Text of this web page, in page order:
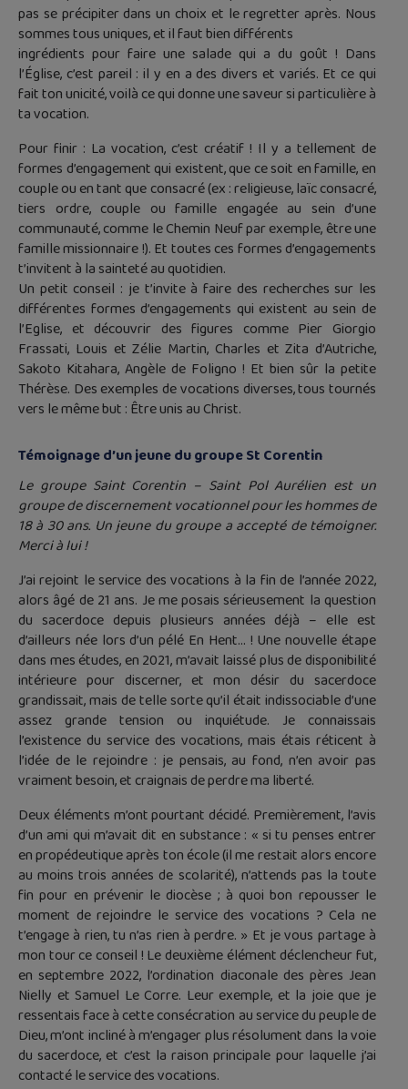
pas se précipiter dans un choix et le regretter après. Nous
sommes tous uniques, et il faut bien différents
ingrédients pour faire une salade qui a du goût ! Dans
l’Église, c’est pareil : il y en a des divers et variés. Et ce qui
fait ton unicité, voilà ce qui donne une saveur si particulière à
ta vocation.
Pour finir : La vocation, c’est créatif ! Il y a tellement de
formes d’engagement qui existent, que ce soit en famille, en
couple ou en tant que consacré (ex : religieuse, laïc consacré,
tiers ordre, couple ou famille engagée au sein d’une
communauté, comme le Chemin Neuf par exemple, être une
famille missionnaire !). Et toutes ces formes d’engagements
t’invitent à la sainteté au quotidien.
Un petit conseil : je t’invite à faire des recherches sur les
différentes formes d’engagements qui existent au sein de
l’Eglise, et découvrir des figures comme Pier Giorgio
Frassati, Louis et Zélie Martin, Charles et Zita d’Autriche,
Sakoto Kitahara, Angèle de Foligno ! Et bien sûr la petite
Thérèse. Des exemples de vocations diverses, tous tournés
vers le même but : Être unis au Christ.
Témoignage d’un jeune du groupe St Corentin
Le groupe Saint Corentin – Saint Pol Aurélien est un
groupe de discernement vocationnel pour les hommes de
18 à 30 ans. Un jeune du groupe a accepté de témoigner.
Merci à lui !
J’ai rejoint le service des vocations à la fin de l’année 2022,
alors âgé de 21 ans. Je me posais sérieusement la question
du sacerdoce depuis plusieurs années déjà – elle est
d’ailleurs née lors d’un pélé En Hent… ! Une nouvelle étape
dans mes études, en 2021, m’avait laissé plus de disponibilité
intérieure pour discerner, et mon désir du sacerdoce
grandissait, mais de telle sorte qu’il était indissociable d’une
assez grande tension ou inquiétude. Je connaissais
l’existence du service des vocations, mais étais réticent à
l’idée de le rejoindre : je pensais, au fond, n’en avoir pas
vraiment besoin, et craignais de perdre ma liberté.
Deux éléments m’ont pourtant décidé. Premièrement, l’avis
d’un ami qui m’avait dit en substance : « si tu penses entrer
en propédeutique après ton école (il me restait alors encore
au moins trois années de scolarité), n’attends pas la toute
fin pour en prévenir le diocèse ; à quoi bon repousser le
moment de rejoindre le service des vocations ? Cela ne
t’engage à rien, tu n’as rien à perdre. » Et je vous partage à
mon tour ce conseil ! Le deuxième élément déclencheur fut,
en septembre 2022, l’ordination diaconale des pères Jean
Nielly et Samuel Le Corre. Leur exemple, et la joie que je
ressentais face à cette consécration au service du peuple de
Dieu, m’ont incliné à m’engager plus résolument dans la voie
du sacerdoce, et c’est la raison principale pour laquelle j’ai
contacté le service des vocations.